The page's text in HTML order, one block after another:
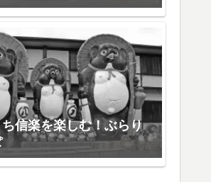
信楽を楽しむ！ぶらり